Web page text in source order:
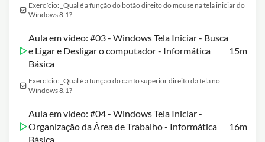
Exercício: _Qual é a função do botão direito do mouse na tela iniciar do
Windows 8.1?
Aula em vídeo: #03 - Windows Tela Iniciar - Busca
e Ligar e Desligar o computador - Informática
Básica
15m
Exercício: _Qual é a função do canto superior direito da tela no
Windows 8.1?
Aula em vídeo: #04 - Windows Tela Iniciar -
Organização da Área de Trabalho - Informática
Básica
16m